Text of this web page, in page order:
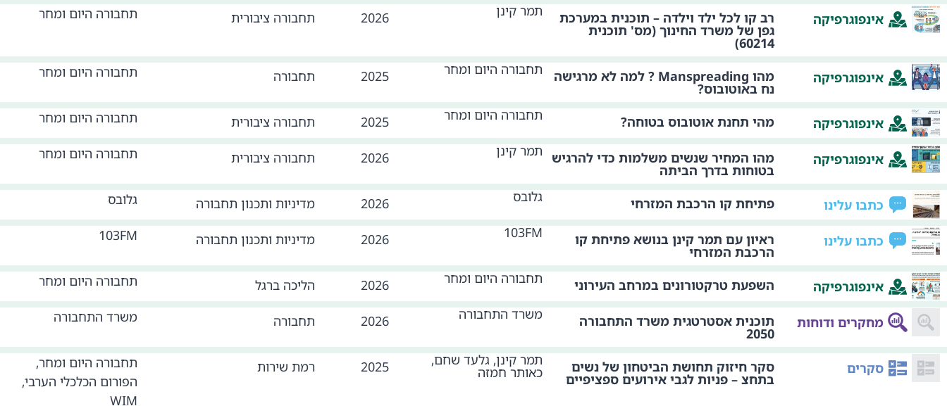
אינפוגרפיקה רב קו לכל ילד וילדה – תוכנית במערכת
גפן של משרד החינוך (מס' תוכנית
60214)
תמר קינן 2026 תחבורה ציבורית תחבורה היום ומחר
אינפוגרפיקה מהו Manspreading ? למה לא מרגישה
נח באוטובוס?
תחבורה היום ומחר 2025 תחבורה תחבורה היום ומחר
אינפוגרפיקה מהי תחנת אוטובוס בטוחה? תחבורה היום ומחר 2025 תחבורה ציבורית תחבורה היום ומחר
אינפוגרפיקה מהו המחיר שנשים משלמות כדי להרגיש
בטוחות בדרך הביתה
תמר קינן 2026 תחבורה ציבורית תחבורה היום ומחר
כתבו עלינו פתיחת קו הרכבת המזרחי גלובס 2026 מדיניות ותכנון תחבורה גלובס
כתבו עלינו ראיון עם תמר קינן בנושא פתיחת קו
הרכבת המזרחי
103FM
2026 מדיניות ותכנון תחבורה 103FM
אינפוגרפיקה השפעת טרקטורונים במרחב העירוני תחבורה היום ומחר 2026 הליכה ברגל תחבורה היום ומחר
מחקרים ודוחות תוכנית אסטרטגית משרד התחבורה
2050
משרד התחבורה 2026 תחבורה משרד התחבורה
סקרים סקר חיזוק תחושת הביטחון של נשים
בתחצ – פניות לגבי אירועים ספציפיים
תמר קינן, גלעד שחם,
כאותר חמזה 2025 רמת שירות
תחבורה היום ומחר,
הפורום הכלכלי הערבי,
WIM